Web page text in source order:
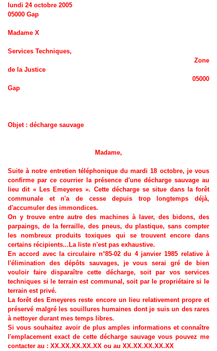
lundi 24 octobre 2005
05000 Gap
Madame X
Services Techniques,
Zone
de la Justice
05000
Gap
Objet : décharge sauvage
Madame,
Suite à notre entretien téléphonique du mardi 18 octobre, je vous
confirme par ce courrier la présence d'une décharge sauvage au
lieu dit « Les Emeyeres ». Cette décharge se situe dans la forêt
communale et n'a de cesse depuis trop longtemps déjà,
d'accumuler des immondices.
On y trouve entre autre des machines à laver, des bidons, des
parpaings, de la ferraille, des pneus, du plastique, sans compter
les nombreux produits toxiques qui se trouvent encore dans
certains récipients...La liste n'est pas exhaustive.
En accord avec la circulaire n°85-02 du 4 janvier 1985 relative à
l'élimination des dépôts sauvages, je vous serai gré de bien
vouloir faire disparaître cette décharge, soit par vos services
techniques si le terrain est communal, soit par le propriétaire si le
terrain est privé.
La forêt des Emeyeres reste encore un lieu relativement propre et
préservé malgré les souillures humaines dont je suis un des rares
à nettoyer durant mes temps libres.
Si vous souhaitez avoir de plus amples informations et connaître
l'emplacement exact de cette décharge sauvage vous pouvez me
contacter au : XX.XX.XX.XX.XX ou au XX.XX.XX.XX.XX